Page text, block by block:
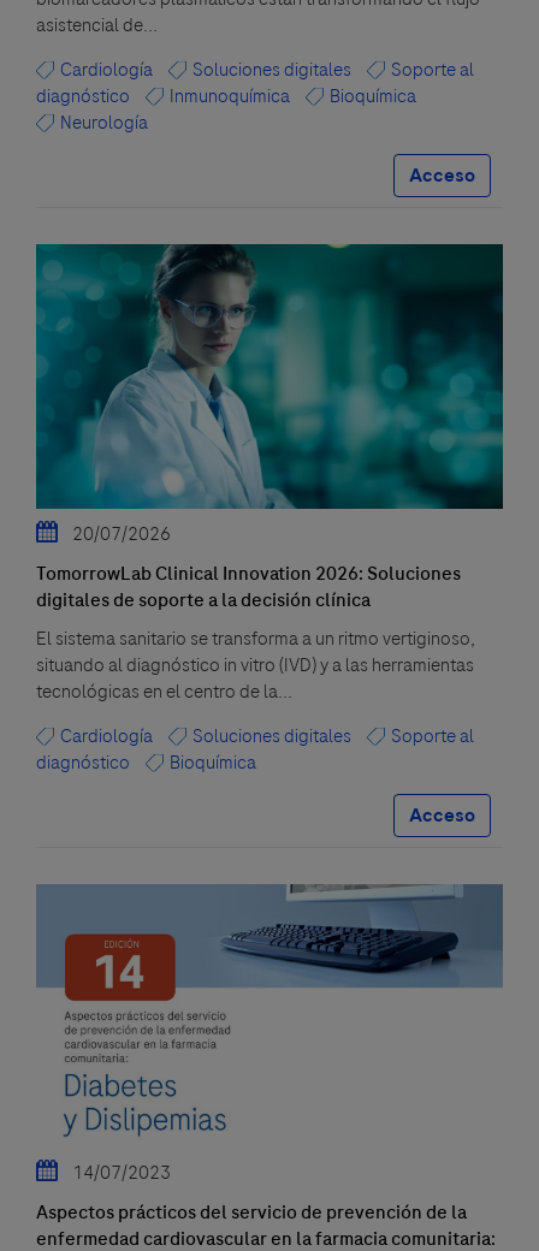
asistencial de...
Cardiología
Soluciones digitales
Soporte al
diagnóstico
Inmunoquímica
Bioquímica
Neurología
Acceso
20/07/2026
TomorrowLab Clinical Innovation 2026: Soluciones
digitales de soporte a la decisión clínica
El sistema sanitario se transforma a un ritmo vertiginoso,
situando al diagnóstico in vitro (IVD) y a las herramientas
tecnológicas en el centro de la...
Cardiología
Soluciones digitales
Soporte al
diagnóstico
Bioquímica
Acceso
14/07/2023
Aspectos prácticos del servicio de prevención de la
enfermedad cardiovascular en la farmacia comunitaria: